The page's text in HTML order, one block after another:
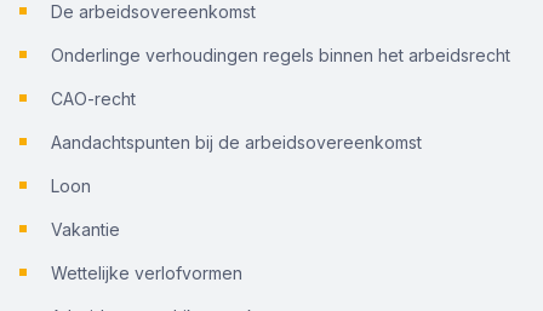
De arbeidsovereenkomst
Onderlinge verhoudingen regels binnen het arbeidsrecht
CAO-recht
Aandachtspunten bij de arbeidsovereenkomst
Loon
Vakantie
Wettelijke verlofvormen